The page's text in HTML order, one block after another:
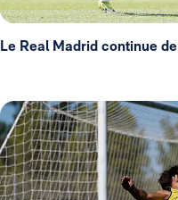
Le Real Madrid continue